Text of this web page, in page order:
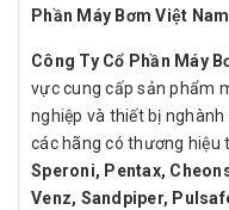
Phần Máy Bơm Việt
Công Ty Cổ Phần Máy
vực cung cấp sản phẩm
nghiệp và thiết bị nghành
các hãng có thương hiệu
Speroni, Pentax,
Venz, Sandpiper,